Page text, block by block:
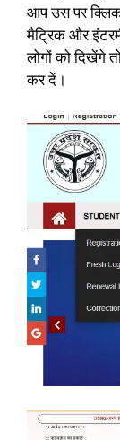
आप उस पर
मैट्रिक और
लोगों को दिखेंगे
कर दें।